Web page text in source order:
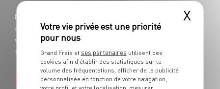
Nos fruits et légumes frais sont
sélectionnés chaque jour avec soin pour
vous garantir le meilleur grade de
fraîcheur et de goût !
EN SAVOIR PLUS
X
Grand Frais et ses partenaires utilisent des
cookies afin d’établir des statistiques sur le
volume des fréquentations, afficher de la publicité
personnalisée en fonction de votre navigation,
votre profil et votre localisation, mesurer